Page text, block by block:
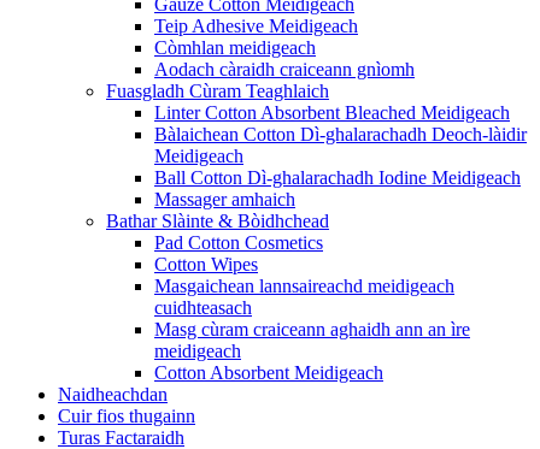
Gauze Cotton Meidigeach
Teip Adhesive Meidigeach
Còmhlan meidigeach
Aodach càraidh craiceann gnìomh
Fuasgladh Cùram Teaghlaich
Linter Cotton Absorbent Bleached Meidigeach
Bàlaichean Cotton Dì-ghalarachadh Deoch-làidir
Meidigeach
Ball Cotton Dì-ghalarachadh Iodine Meidigeach
Massager amhaich
Bathar Slàinte & Bòidhchead
Pad Cotton Cosmetics
Cotton Wipes
Masgaichean lannsaireachd meidigeach
cuidhteasach
Masg cùram craiceann aghaidh ann an ìre
meidigeach
Cotton Absorbent Meidigeach
Naidheachdan
Cuir fios thugainn
Turas Factaraidh